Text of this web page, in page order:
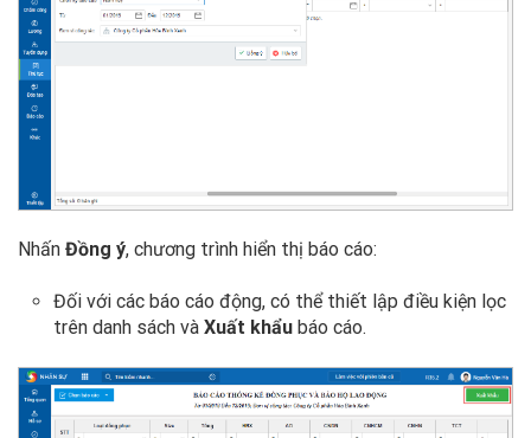
Nhấn Đồng ý, chương trình hiển thị báo cáo:
Đối với các báo cáo động, có thể thiết lập điều kiện lọc
trên danh sách và Xuất khẩu báo cáo.